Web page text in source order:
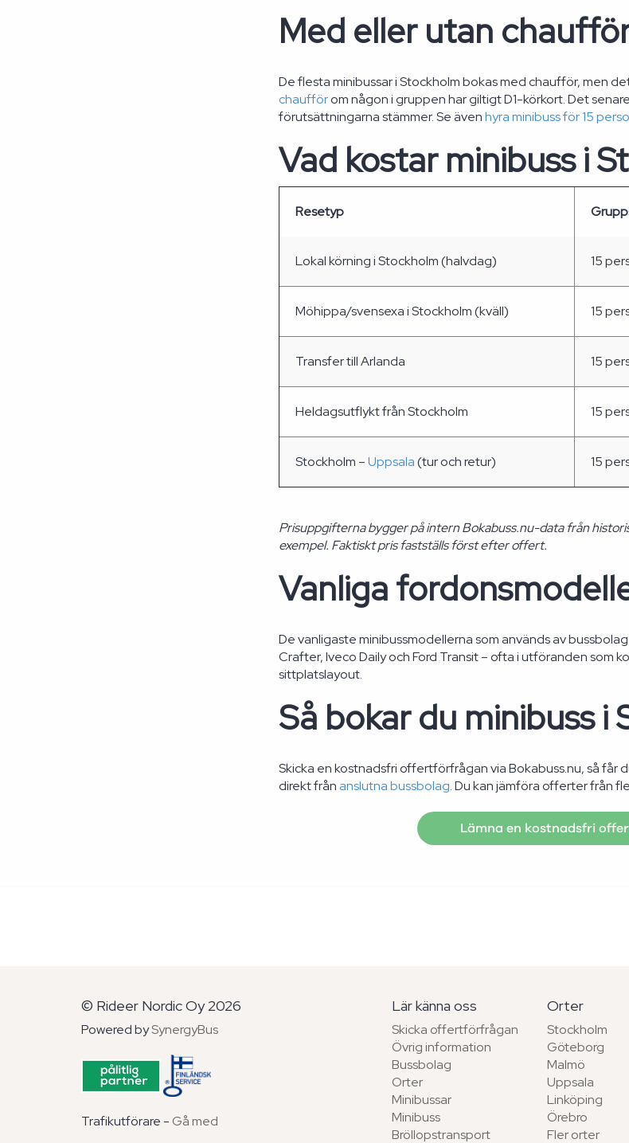
Med eller utan
De flesta minibussar i Stockholm bokas med chaufför, men
chaufförom någon i gruppen har giltigt D1-körkort. Det
förutsättningarna stämmer. Se ävenhyra minibuss för 15
Vad kostar minibuss i
Resetyp
Lokal körning i Stockholm (halvdag) 15
Möhippa/svensexa i Stockholm (kväll) 15
Transfer till Arlanda 15
Heldagsutflykt från Stockholm 15
Stockholm –Uppsala(tur och retur) 15
Prisuppgifterna bygger på intern Bokabuss.nu-data från
exempel. Faktiskt pris fastställs först efter offert.
Vanliga
De vanligaste minibussmodellerna som används av
Crafter, Iveco Daily och Ford Transit – ofta i utföranden som
sittplatslayout.
Så bokar du minibuss i
Skicka en kostnadsfri offertförfrågan via Bokabuss.nu, så får
direkt från anslutna bussbolag. Du kan jämföra offerter från
Lämna en kostnadsfri
© Rideer Nordic Oy 2026
Powered bySynergyBus
Trafikutförare - Gå med
Lär känna oss
Skicka offertförfrågan
Övrig information
Bussbolag
Orter
Minibussar
Minibuss
Bröllopstransport
Orter
Stockholm
Göteborg
Malmö
Uppsala
Linköping
Örebro
Fler orter